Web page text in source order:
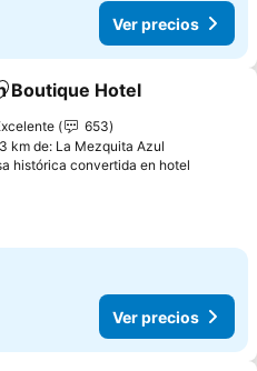
Ver precios
a favoritos
Boutique Hotel
653
km de: La Mezquita Azul
histórica convertida en hotel
Ver precios